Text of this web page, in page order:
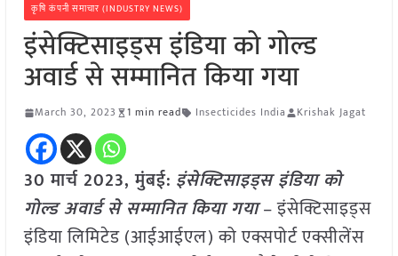
कृषि कंपनी समाचार (INDUSTRY NEWS)
इंसेक्टिसाइड्स इंडिया को गोल्ड
अवार्ड से सम्मानित किया गया
March 30, 2023 1 min read Insecticides India Krishak Jagat
30 मार्च 2023, मुंबई: इंसेक्टिसाइड्स इंडिया को
गोल्ड अवार्ड से सम्मानित किया गया– इंसेक्टिसाइड्स
इंडिया लिमिटेड (आईआईएल) को एक्सपोर्ट एक्सीलेंस